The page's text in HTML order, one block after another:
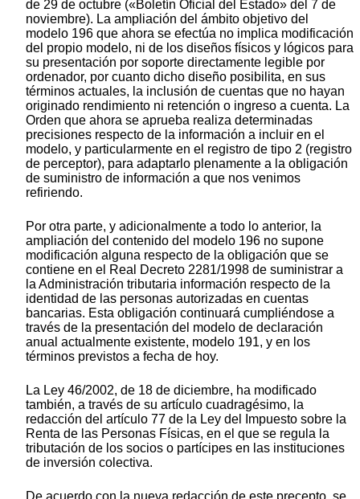
de 29 de octubre («Boletín Oficial del Estado» del 7 de
noviembre). La ampliación del ámbito objetivo del
modelo 196 que ahora se efectúa no implica modificación
del propio modelo, ni de los diseños físicos y lógicos para
su presentación por soporte directamente legible por
ordenador, por cuanto dicho diseño posibilita, en sus
términos actuales, la inclusión de cuentas que no hayan
originado rendimiento ni retención o ingreso a cuenta. La
Orden que ahora se aprueba realiza determinadas
precisiones respecto de la información a incluir en el
modelo, y particularmente en el registro de tipo 2 (registro
de perceptor), para adaptarlo plenamente a la obligación
de suministro de información a que nos venimos
refiriendo.
Por otra parte, y adicionalmente a todo lo anterior, la
ampliación del contenido del modelo 196 no supone
modificación alguna respecto de la obligación que se
contiene en el Real Decreto 2281/1998 de suministrar a
la Administración tributaria información respecto de la
identidad de las personas autorizadas en cuentas
bancarias. Esta obligación continuará cumpliéndose a
través de la presentación del modelo de declaración
anual actualmente existente, modelo 191, y en los
términos previstos a fecha de hoy.
La Ley 46/2002, de 18 de diciembre, ha modificado
también, a través de su artículo cuadragésimo, la
redacción del artículo 77 de la Ley del Impuesto sobre la
Renta de las Personas Físicas, en el que se regula la
tributación de los socios o partícipes en las instituciones
de inversión colectiva.